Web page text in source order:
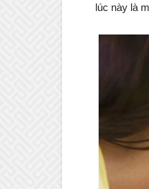
lúc này là